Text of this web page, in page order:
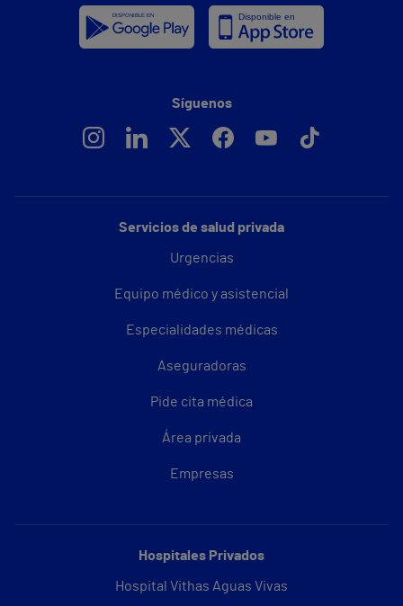
Servicios de salud privada
Urgencias
Equipo médico y asistencial
Especialidades médicas
Aseguradoras
Pide cita médica
Área privada
Empresas
Hospitales Privados
Hospital Vithas Aguas Vivas
Síguenos